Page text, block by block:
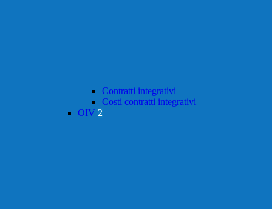
Contratti integrativi
Costi contratti integrativi
OIV 2